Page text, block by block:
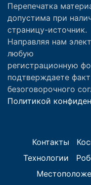
Перепечатка
допустима при
страницу-источник.
Направляя нам
любую
регистрационную
подтверждаете
безоговорочного
Политикой
Контакты
Технологии